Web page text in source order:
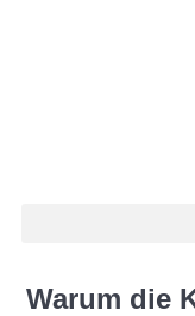
Warum die